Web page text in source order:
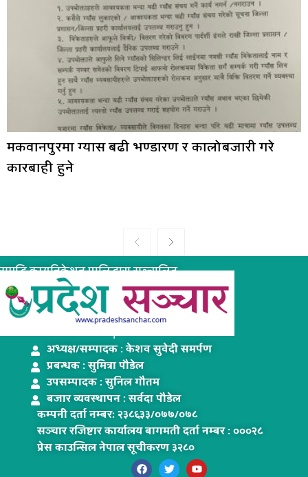
मकवानपुरमा ग्यास बढी भण्डारण र कालोबजारी गरे
कारबाही हुने
समृद्धि कम्युनिकेशन प्रालिद्धारा सञ्चालित
www.pradeshsanchar.com
अध्यक्ष/सम्पादक : केशव सुवेदी समर्पण
प्रबन्धक : सुमित्रा पौडेल
उपसम्पादक : सुनिल गौतम
बजार व्यवस्थापन : सर्वदा पौडेल
कम्पनी दर्ता नम्बरः २३८६३३/०७७/०७८
सञ्चार रजिष्टार कार्यालय बागमती दर्ता नम्बर : ०००२८
प्रेस काउन्सिल नेपाल सूचीकरण ३२८०